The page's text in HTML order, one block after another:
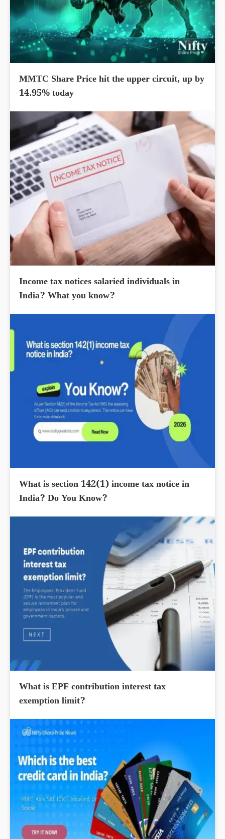
MMTC Share Price hit the upper circuit, up by
14.95% today
Income tax notices salaried individuals in
India? What you know?
What is section 142(1) income tax notice in
India? Do You Know?
What is EPF contribution interest tax
exemption limit?